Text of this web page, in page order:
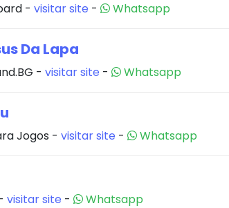
- visitar site - Whatsapp
Da Lapa
- visitar site - Whatsapp
Jogos - visitar site - Whatsapp
visitar site -
Whatsapp